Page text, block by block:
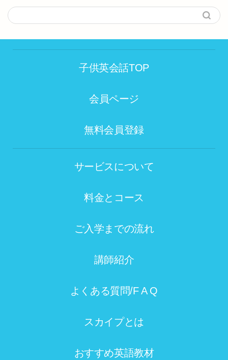
子供英会話TOP
会員ページ
無料会員登録
サービスについて
料金とコース
ご入学までの流れ
講師紹介
よくある質問/F A Q
スカイプとは
おすすめ英語教材